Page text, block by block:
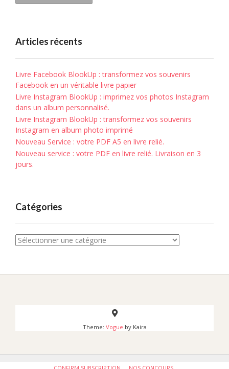
Articles récents
Livre Facebook BlookUp : transformez vos souvenirs
Facebook en un véritable livre papier
Livre Instagram BlookUp : imprimez vos photos Instagram
dans un album personnalisé.
Livre Instagram BlookUp : transformez vos souvenirs
Instagram en album photo imprimé
Nouveau Service : votre PDF A5 en livre relié.
Nouveau service : votre PDF en livre relié. Livraison en 3
jours.
Catégories
Catégories
Theme: Vogue by Kaira